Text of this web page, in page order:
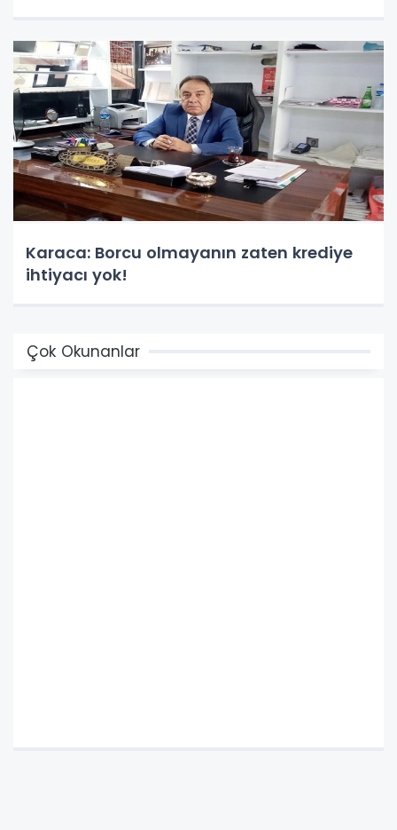
Karaca: Borcu olmayanın zaten krediye
ihtiyacı yok!
Çok Okunanlar